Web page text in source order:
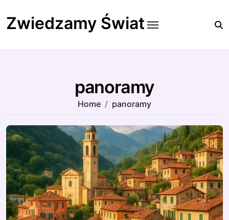
to
content
Zwiedzamy Świat
panoramy
Home panoramy